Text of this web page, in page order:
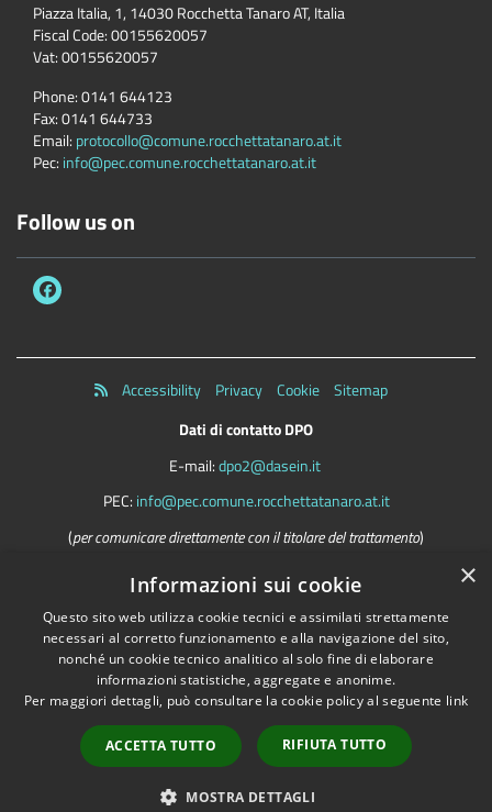
Piazza Italia, 1, 14030 Rocchetta Tanaro AT, Italia
Fiscal Code:00155620057
Vat:00155620057
Phone:0141 644123
Fax:0141 644733
Email: protocollo@comune.rocchettatanaro.at.it
Pec: info@pec.comune.rocchettatanaro.at.it
Follow us on
Accessibility Privacy Cookie
Sitemap
Dati di contatto DPO
E-mail:dpo2@dasein.it
PEC: info@pec.comune.rocchettatanaro.at.it
(per comunicare direttamente con il titolare del trattamento)
La mail del DPO va usata SOLO per questioni riguardanti la privacy
Comune convenzionatoAstigov
Progetto|Convenzione|Adesioni
•Accesso redazione
×
Informazioni sui cookie
Questo sito web utilizza cookie tecnici e assimilati strettamente
necessari al corretto funzionamento e alla navigazione del sito,
nonché un cookie tecnico analitico al solo fine di elaborare
informazioni statistiche, aggregate e anonime.
Per maggiori dettagli, può consultare la cookie policy al seguente link
ACCETTA TUTTO RIFIUTA TUTTO
MOSTRA DETTAGLI